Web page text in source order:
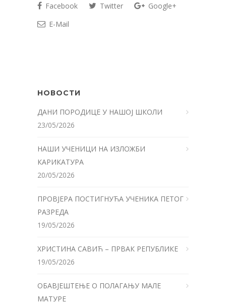
Facebook Twitter
Google+
E-Mail
НОВОСТИ
ДАНИ ПОРОДИЦЕ У НАШОЈ ШКОЛИ
23/05/2026
НАШИ УЧЕНИЦИ НА ИЗЛОЖБИ
КАРИКАТУРА
20/05/2026
ПРОВЈЕРА ПОСТИГНУЋА УЧЕНИКА ПЕТОГ
РАЗРЕДА
19/05/2026
ХРИСТИНА САВИЋ – ПРВАК РЕПУБЛИКЕ
19/05/2026
ОБАВЈЕШТЕЊЕ О ПОЛАГАЊУ МАЛЕ
МАТУРЕ